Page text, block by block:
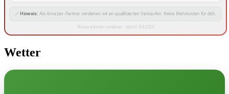
🔗 Hinweis: Als Amazon-Partner verdienen wir an qualifizierten Verkäufen. Keine Mehrkosten für dich.
Preise können variieren · Stand: 8.8.2026
Wetter